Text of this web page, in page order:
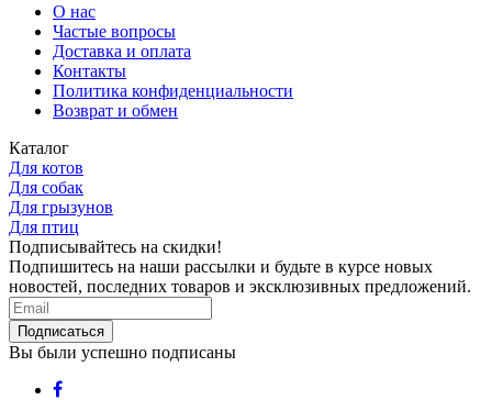
О нас
Частые вопросы
Доставка и оплата
Контакты
Политика конфиденциальности
Возврат и обмен
Каталог
Для котов
Для собак
Для грызунов
Для птиц
Подписывайтесь на скидки!
Подпишитесь на наши рассылки и будьте в курсе новых
новостей, последних товаров и эксклюзивных предложений.
Подписаться
Вы были успешно подписаны